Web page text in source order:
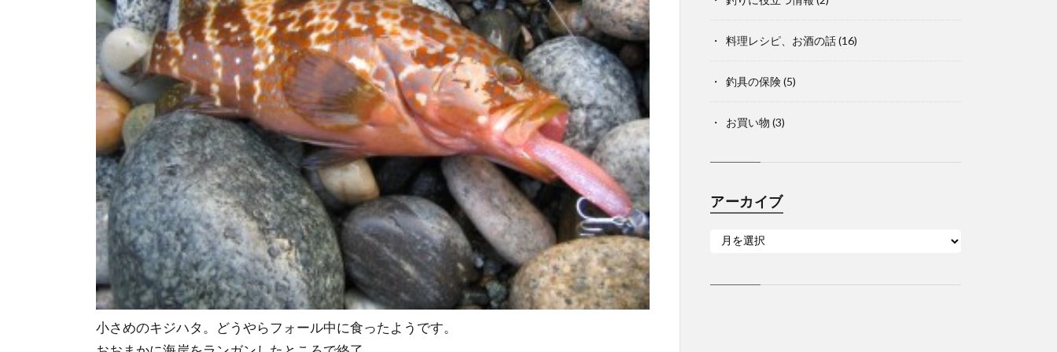
小さめのキジハタ。どうやらフォール中に食ったようです。
料理レシピ、お酒の話(16)
釣具の保険(5)
お買い物 (3)
アーカイブ